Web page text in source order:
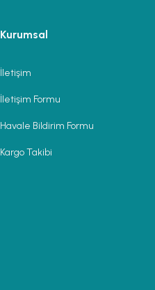
Kurumsal
İletişim
İletişim Formu
Havale Bildirim Formu
Kargo Takibi